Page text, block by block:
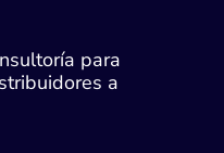
para
a